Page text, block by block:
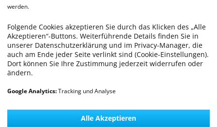
Uterustumor) beim Kaninchen
Von: Dr. med. vet. Ralf Michling 16.03.22 00:00 0 Kommentare
werden.
Folgende Cookies akzeptieren Sie durch das Klicken des „Alle
Akzeptieren“-Buttons. Weiterführende Details finden Sie in
unserer Datenschutzerklärung und im Privacy-Manager, die
auch am Ende jeder Seite verlinkt sind (Cookie-Einstellungen).
Dort können Sie Ihre Zustimmung jederzeit widerrufen oder
ändern.
Google Analytics:Tracking und Analyse
Alle Akzeptieren